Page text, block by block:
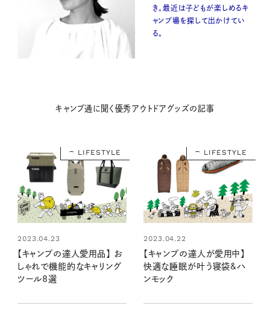
き。最近は子どもが楽しめるキ
ャンプ場を探して出かけてい
る。
キャンプ通に聞く優秀アウトドアグッズの記事
LIFESTYLE
2023.04.23
【キャンプの達人愛用品】 お
しゃれで機能的なキャリング
ツール8選
LIFESTYLE
2023.04.22
【キャンプの達人が愛用中】
快適な睡眠が叶う寝袋&ハ
ンモック